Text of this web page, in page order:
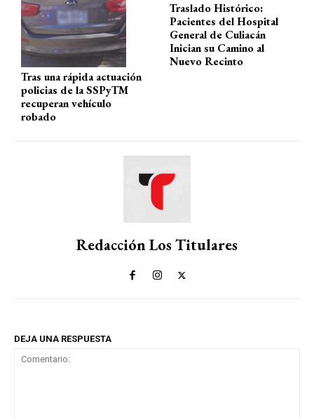
Tras una rápida actuación
policias de la SSPyTM
recuperan vehículo
robado
Traslado Histórico:
Pacientes del Hospital
General de Culiacán
Inician su Camino al
Nuevo Recinto
Redacción Los Titulares
DEJA UNA RESPUESTA